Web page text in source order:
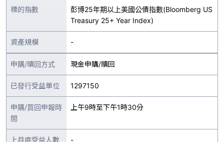
標的指數
彭博25年期以上美國公債指數(Bloomberg US
Treasury 25+ Year Index)
資產規模 -
申購/贖回方式 現金申購/贖回
已發行受益單位 1297150
申購/買回申報時
間
上午9時至下午1時30分
上月底受益人數 -